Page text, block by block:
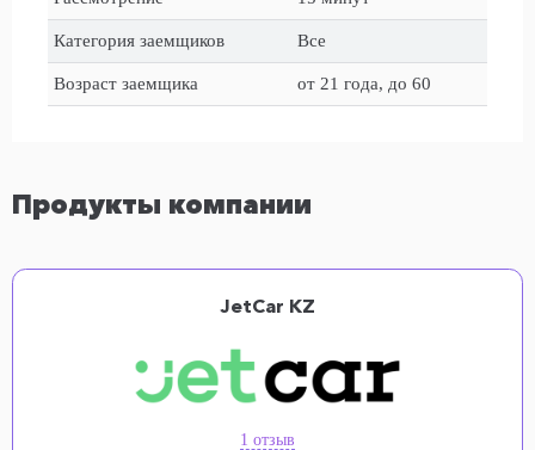
Категория заемщиков Все
Возраст заемщика от 21 года, до 60
Продукты компании
JetCar KZ
1 отзыв